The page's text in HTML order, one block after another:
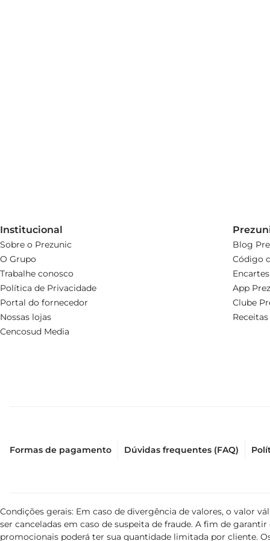
Institucional
Sobre o Prezunic
O Grupo
Trabalhe conosco
Política de Privacidade
Portal do fornecedor
Nossas lojas
Cencosud Media
Blog
Código
Encartes
App
Clube
Receitas
Formas de pagamento Dúvidas frequentes (FAQ)
Condições gerais: Em caso de divergência de valores, o valor
ser canceladas em caso de suspeita de fraude. A fim de
promocionais poderá ter sua quantidade limitada por cliente.